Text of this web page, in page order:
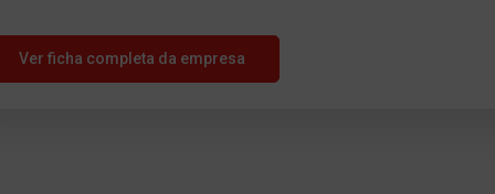
Ver ficha completa da empresa